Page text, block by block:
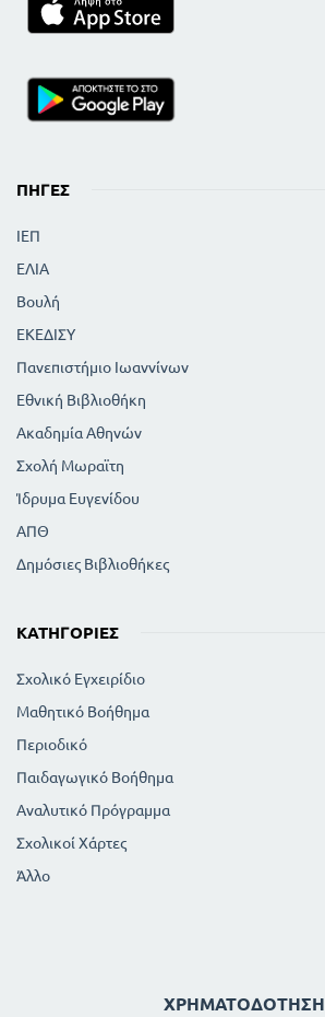
ΠΗΓΈΣ
ΙΕΠ
ΕΛΙΑ
Βουλή
ΕΚΕΔΙΣΥ
Πανεπιστήμιο Ιωαννίνων
Εθνική Βιβλιοθήκη
Ακαδημία Αθηνών
Σχολή Μωραϊτη
Ίδρυμα Ευγενίδου
ΑΠΘ
Δημόσιες Βιβλιοθήκες
ΚΑΤΗΓΟΡΊΕΣ
Σχολικό Εγχειρίδιο
Μαθητικό Βοήθημα
Περιοδικό
Παιδαγωγικό Βοήθημα
Αναλυτικό Πρόγραμμα
Σχολικοί Χάρτες
Άλλο
ΧΡΗΜΑΤΟΔΌΤΗΣΗ